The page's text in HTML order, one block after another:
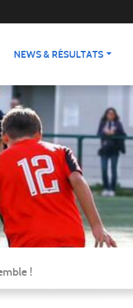
NEWS & RÉSULTATS
!